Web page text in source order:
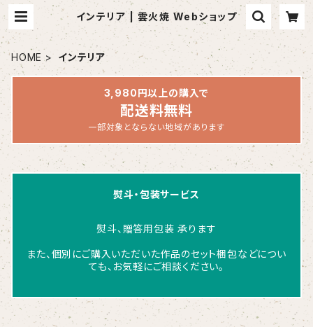
インテリア | 雲火焼 Webショップ
HOME インテリア
3,980円以上の購入で
配送料無料
一部対象とならない地域があります
熨斗・包装サービス
熨斗、贈答用包装 承ります
また、個別にご購入いただいた作品のセット梱包などについ
ても、お気軽にご相談ください。